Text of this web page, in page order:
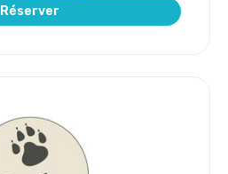
Réserver